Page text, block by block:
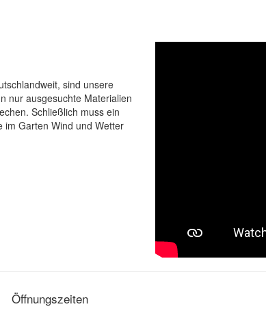
sind unsere
nur ausgesuchte Materialien
Schließlich muss ein
im Garten Wind und Wetter
Öffnungszeiten